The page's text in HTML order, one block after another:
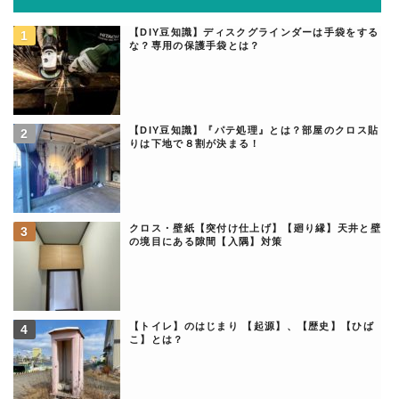
【DIY豆知識】ディスクグラインダーは手袋をする
な？専用の保護手袋とは？
【DIY豆知識】『パテ処理』とは？部屋のクロス貼
りは下地で８割が決まる！
クロス・壁紙【突付け仕上げ】【廻り縁】天井と壁
の境目にある隙間【入隅】対策
【トイレ】のはじまり 【起源】、【歴史】【ひば
こ】とは？